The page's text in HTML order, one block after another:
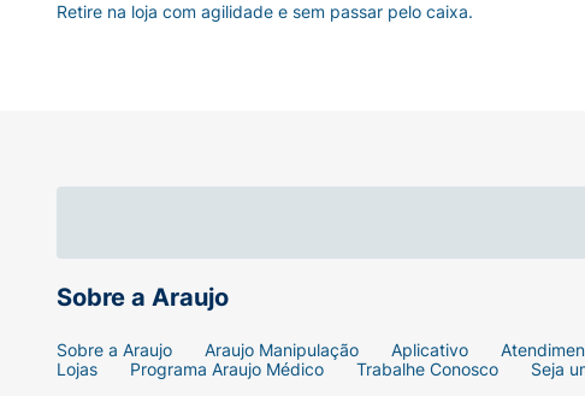
Não comedogênico: Não obstrui os poros,
Modo de Usar:Aplique uniformemente na pele
passo da sua rotina de cuidados com a pele,
Sobre a Araujo
Sobre a Araujo Araujo Manipulação Aplicativo
Lojas
Programa Araujo Médico Trabalhe Conosco Seja
Retire na loja com agilidade e sem passar pelo caixa.